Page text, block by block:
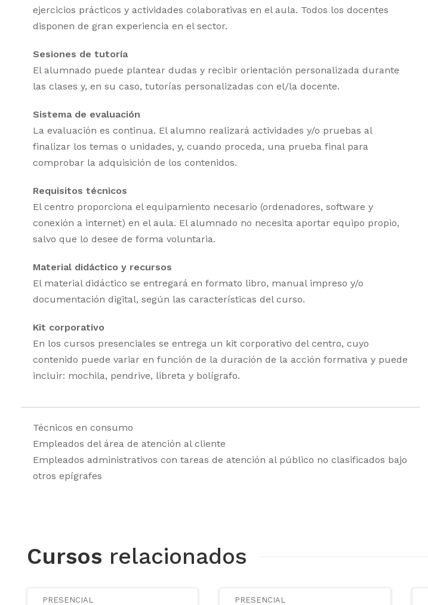
ejercicios prácticos y actividades colaborativas en el aula. Todos los docentes
disponen de gran experiencia en el sector.
Sesiones de tutoría
El alumnado puede plantear dudas y recibir orientación personalizada durante
las clases y, en su caso, tutorías personalizadas con el/la docente.
Sistema de evaluación
La evaluación es continua. El alumno realizará actividades y/o pruebas al
finalizar los temas o unidades, y, cuando proceda, una prueba final para
comprobar la adquisición de los contenidos.
Requisitos técnicos
El centro proporciona el equipamiento necesario (ordenadores, software y
conexión a internet) en el aula. El alumnado no necesita aportar equipo propio,
salvo que lo desee de forma voluntaria.
Material didáctico y recursos
El material didáctico se entregará en formato libro, manual impreso y/o
documentación digital, según las características del curso.
Kit corporativo
En los cursos presenciales se entrega un kit corporativo del centro, cuyo
contenido puede variar en función de la duración de la acción formativa y puede
incluir: mochila, pendrive, libreta y bolígrafo.
Técnicos en consumo
Empleados del área de atención al cliente
Empleados administrativos con tareas de atención al público no clasificados bajo
otros epígrafes
Cursos relacionados
PRESENCIAL PRESENCIAL